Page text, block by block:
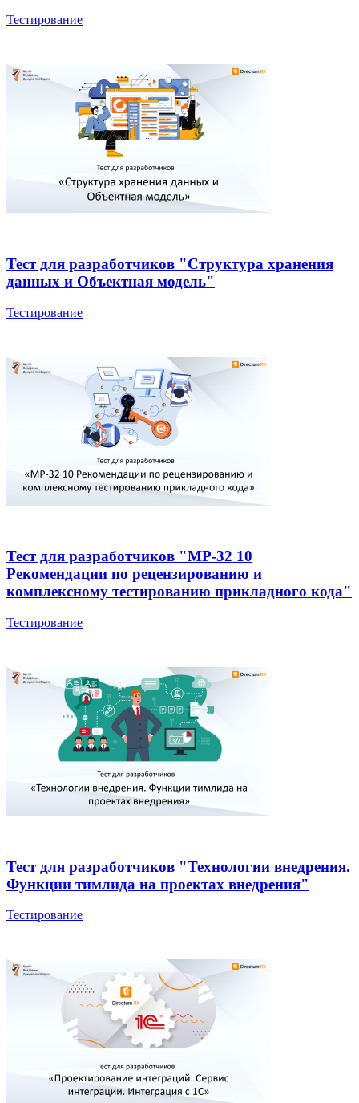
Тестирование
Тест для разработчиков "Структура хранения
данных и Объектная модель"
Тестирование
Тест для разработчиков "МР-32 10
Рекомендации по рецензированию и
комплексному тестированию прикладного кода"
Тестирование
Тест для разработчиков "Технологии внедрения.
Функции тимлида на проектах внедрения"
Тестирование